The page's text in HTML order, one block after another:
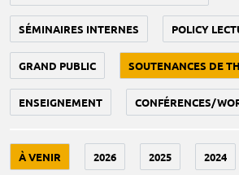
SÉMINAIRES INTERNES POLICY
GRAND PUBLIC SOUTENANCES DE
ENSEIGNEMENT CONFÉRENCES/
À VENIR 2026 2025 2024